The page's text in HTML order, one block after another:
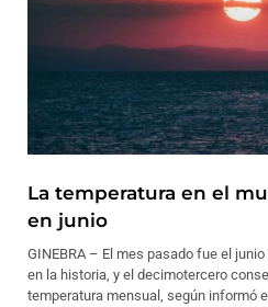
La temperatura en el
en junio
GINEBRA – El mes pasado fue el
en la historia, y el decimotercero
temperatura mensual, según informó